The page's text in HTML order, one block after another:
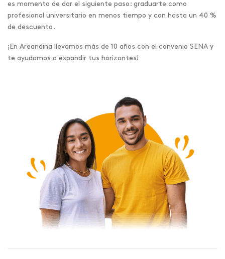
es momento de dar el siguiente paso: graduarte como
profesional universitario en menos tiempo y con hasta un 40 %
de descuento.
¡En Areandina llevamos más de 10 años con el convenio SENA y
te ayudamos a expandir tus horizontes!